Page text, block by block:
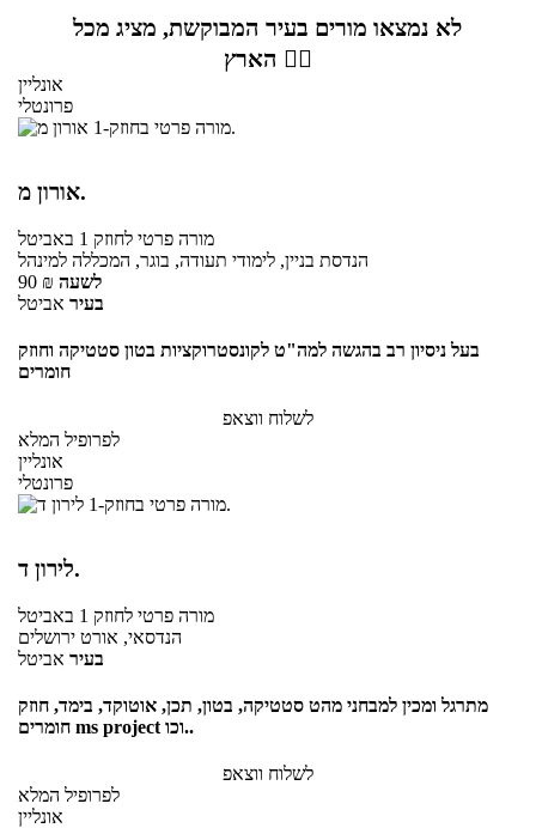
לא נמצאו מורים בעיר המבוקשת, מציג מכל
הארץ 👇🏼
אונליין
פרונטלי
אורון מ.
מורה פרטי לחוזק 1
באביטל
הנדסת בניין, לימודי תעודה, בוגר, המכללה למינהל
90 ₪ לשעה
בעיר אביטל
בעל ניסיון רב בהגשה למה"ט לקונסטרוקציות בטון סטטיקה וחוזק
חומרים
לשלוח ווצאפ
לפרופיל המלא
אונליין
פרונטלי
לירון ד.
מורה פרטי לחוזק 1
באביטל
הנדסאי, אורט ירושלים
בעיר אביטל
מתרגל ומכין למבחני מהט סטטיקה, בטון, תכן, אוטוקד, בימד, חוזק
חומרים ms project וכו..
לשלוח ווצאפ
לפרופיל המלא
אונליין